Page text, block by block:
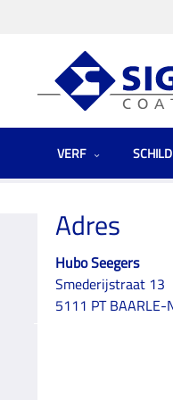
VERF
Hubo
Adres
Hubo Seegers
Smederijstraat 13
5111 PT BAARLE-